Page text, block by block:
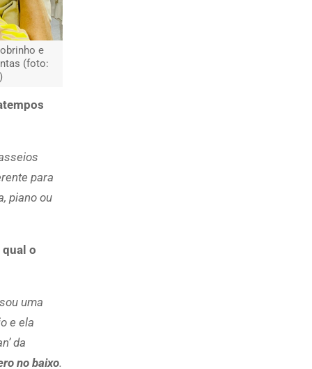
e
(foto:
para
piano ou
o
uma
e ela
da
no baixo.